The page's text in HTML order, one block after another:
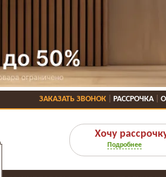
ЗАКАЗАТЬ ЗВОНОК РАССРОЧКА
Хочу
Подробнее